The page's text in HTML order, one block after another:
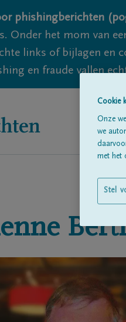
phishingberichten
Onder het mom van
links of bijlagen en
en fraude vallen
Cookie
Onze
we
met het
Stel